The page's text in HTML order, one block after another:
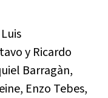
y Ricardo
Barragàn,
Enzo Tebes,